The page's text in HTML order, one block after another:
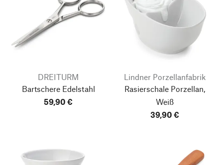
DREITURM
Bartschere Edelstahl
59,90 €
Lindner Porzellanfabrik
Rasierschale Porzellan,
Weiß
39,90 €